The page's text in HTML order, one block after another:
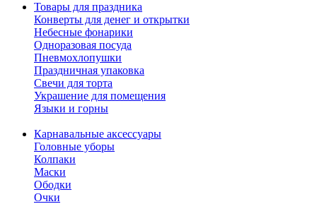
Товары для праздника
Конверты для денег и открытки
Небесные фонарики
Одноразовая посуда
Пневмохлопушки
Праздничная упаковка
Свечи для торта
Украшение для помещения
Языки и горны
Карнавальные аксессуары
Головные уборы
Колпаки
Маски
Ободки
Очки